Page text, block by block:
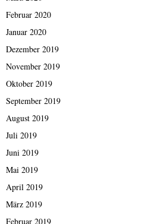
Februar 2020
Januar 2020
Dezember 2019
November 2019
Oktober 2019
September 2019
August 2019
Juli 2019
Juni 2019
Mai 2019
April 2019
März 2019
Februar 2019